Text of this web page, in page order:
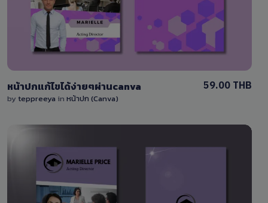
หน้าปกแก้ไขได้ง่ายๆผ่านcanva
by teppreeya in หน้าปก (Canva)
59.00 THB
View Details